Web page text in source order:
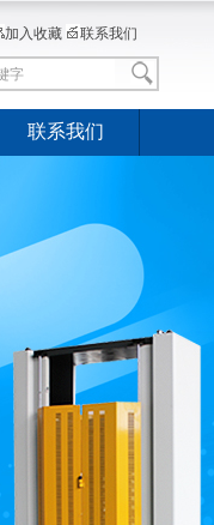
加入收藏 联系我们
联系我们